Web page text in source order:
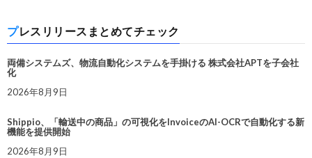
プレスリリースまとめてチェック
両備システムズ、物流自動化システムを手掛ける 株式会社APTを子会社
化
2026年8月9日
Shippio、「輸送中の商品」の可視化をInvoiceのAI-OCRで自動化する新
機能を提供開始
2026年8月9日